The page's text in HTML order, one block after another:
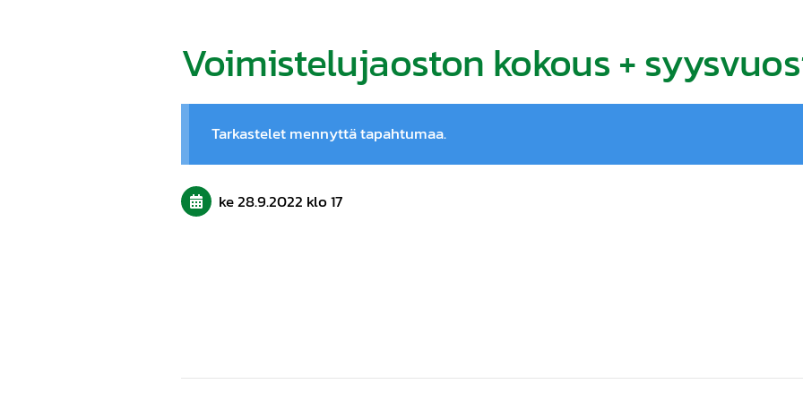
Voimistelujaoston kokous +
Tarkastelet mennyttä tapahtumaa.
ke 28.9.2022 klo 17